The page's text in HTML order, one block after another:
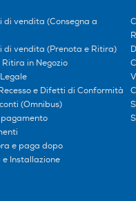
di vendita (Consegna a
di vendita (Prenota e Ritira)
in Negozio
e Difetti di Conformità
(Omnibus)
e paga dopo
e Installazione